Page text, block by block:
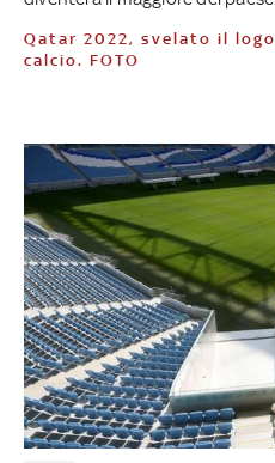
Qatar 2022, svelato il logo dei prossimi mondiali di
calcio. FOTO